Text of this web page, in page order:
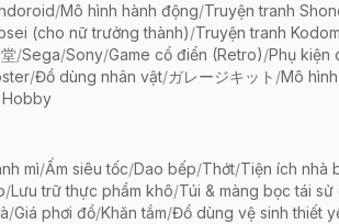
/Mô hình hành động/Truyện tranh
(cho nữ trưởng thành)/Truyện tranh
/Sega/Sony/Game cổ điển (Retro)/Phụ kiện
/Đồ dùng nhân vật/ガレージキット /Mô
mì/Ấm siêu tốc/Dao bếp/Thớt/Tiện ích nhà
/Lưu trữ thực phẩm khô/Túi & màng bọc tái sử
/Giá phơi đồ/Khăn tắm/Đồ dùng vệ sinh thiết